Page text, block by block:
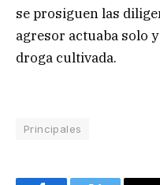
se prosiguen las
agresor actuaba solo
droga cultivada.
Principales